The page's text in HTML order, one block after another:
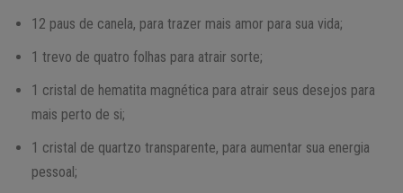
12 paus de canela, para trazer mais amor para sua vida;
1 trevo de quatro folhas para atrair sorte;
1 cristal de hematita magnética para atrair seus desejos para
mais perto de si;
1 cristal de quartzo transparente, para aumentar sua energia
pessoal;